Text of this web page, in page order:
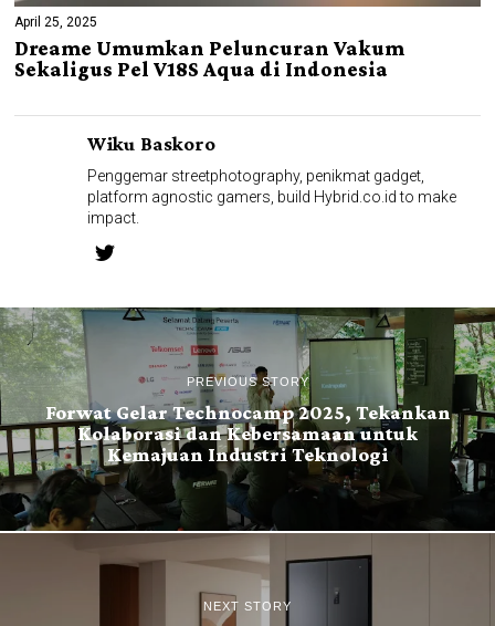
April 25, 2025
Dreame Umumkan Peluncuran Vakum
Sekaligus Pel V18S Aqua di Indonesia
Wiku Baskoro
Penggemar streetphotography, penikmat gadget,
platform agnostic gamers, build Hybrid.co.id to make
impact.
PREVIOUS STORY
Forwat Gelar Technocamp 2025, Tekankan
Kolaborasi dan Kebersamaan untuk
Kemajuan Industri Teknologi
NEXT STORY